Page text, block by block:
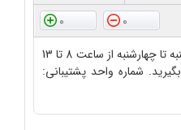
0
0
سلام. لطفا بین روزهای شنبه تا چهارشنبه از ساعت 8 تا 13
شماره واحد پشتیبانی: